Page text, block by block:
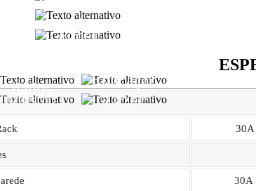
dados
Assistência
médica
Poder
Educação
Lazer
30A
30A